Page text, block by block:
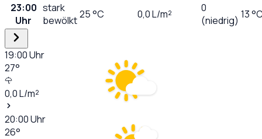
23:00
Uhr
stark
bewölkt25°C 0,0L/m²
0
(niedrig) 13
19:00Uhr
27°
0,0L/m²
20:00Uhr
26°